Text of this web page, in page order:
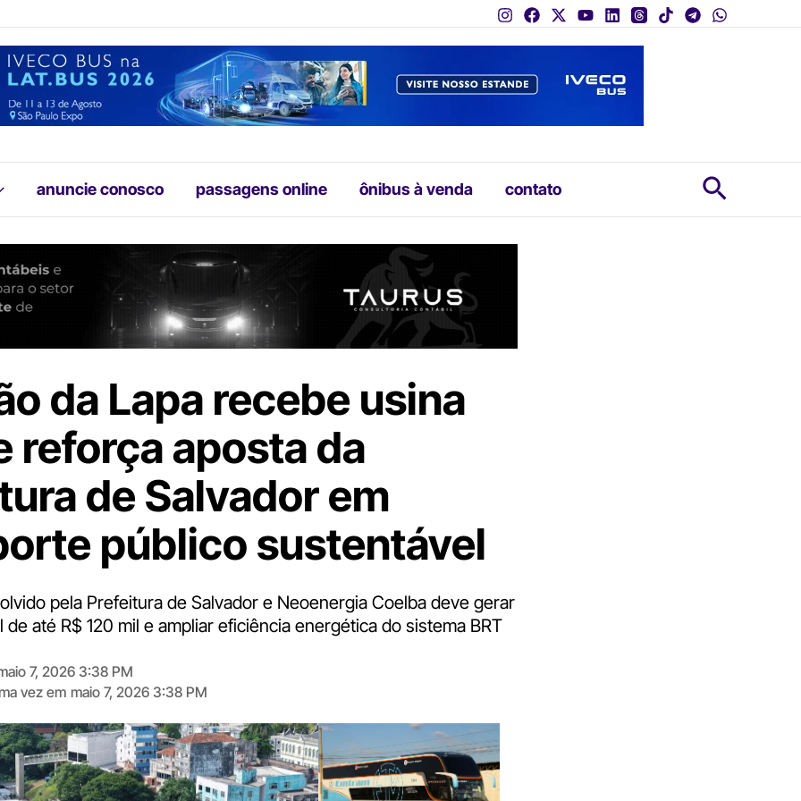
anuncie conosco passagens online ônibus à venda contato
da Lapa recebe usina
reforça aposta da
de Salvador em
público sustentável
pela Prefeitura de Salvador e Neoenergia Coelba deve gerar
de até R$ 120 mil e ampliar eficiência energética do sistema BRT
7, 2026 3:38 PM
vez em maio 7, 2026 3:38 PM
Digite
aqui
o
seu